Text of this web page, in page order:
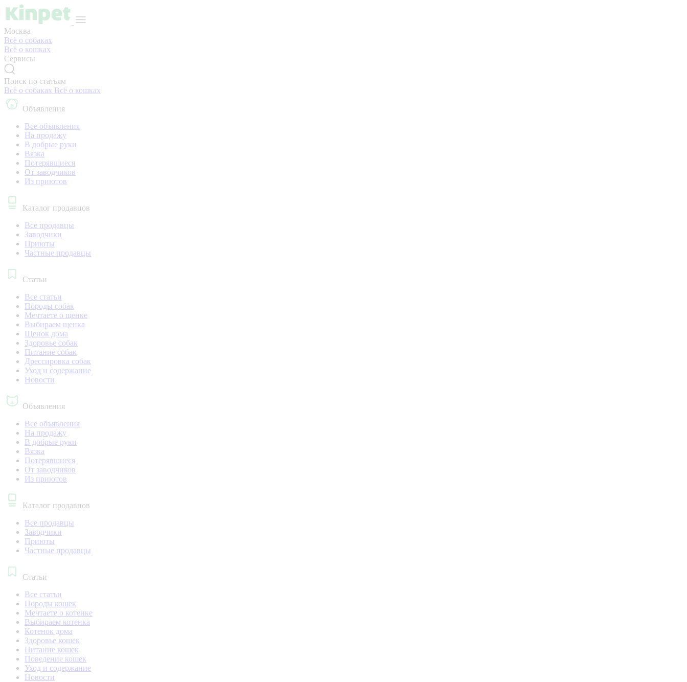
Москва
Всё о собаках
Всё о кошках
Сервисы
Поиск по статьям
Всё о собаках Всё о кошках
Объявления
Все объявления
На продажу
В добрые руки
Вязка
Потерявшиеся
От заводчиков
Из приютов
Каталог продавцов
Все продавцы
Заводчики
Приюты
Частные продавцы
Статьи
Все статьи
Породы собак
Мечтаете о щенке
Выбираем щенка
Щенок дома
Здоровье собак
Питание собак
Дрессировка собак
Уход и содержание
Новости
Объявления
Все объявления
На продажу
В добрые руки
Вязка
Потерявшиеся
От заводчиков
Из приютов
Каталог продавцов
Все продавцы
Заводчики
Приюты
Частные продавцы
Статьи
Все статьи
Породы кошек
Мечтаете о котенке
Выбираем котенка
Котенок дома
Здоровье кошек
Питание кошек
Поведение кошек
Уход и содержание
Новости